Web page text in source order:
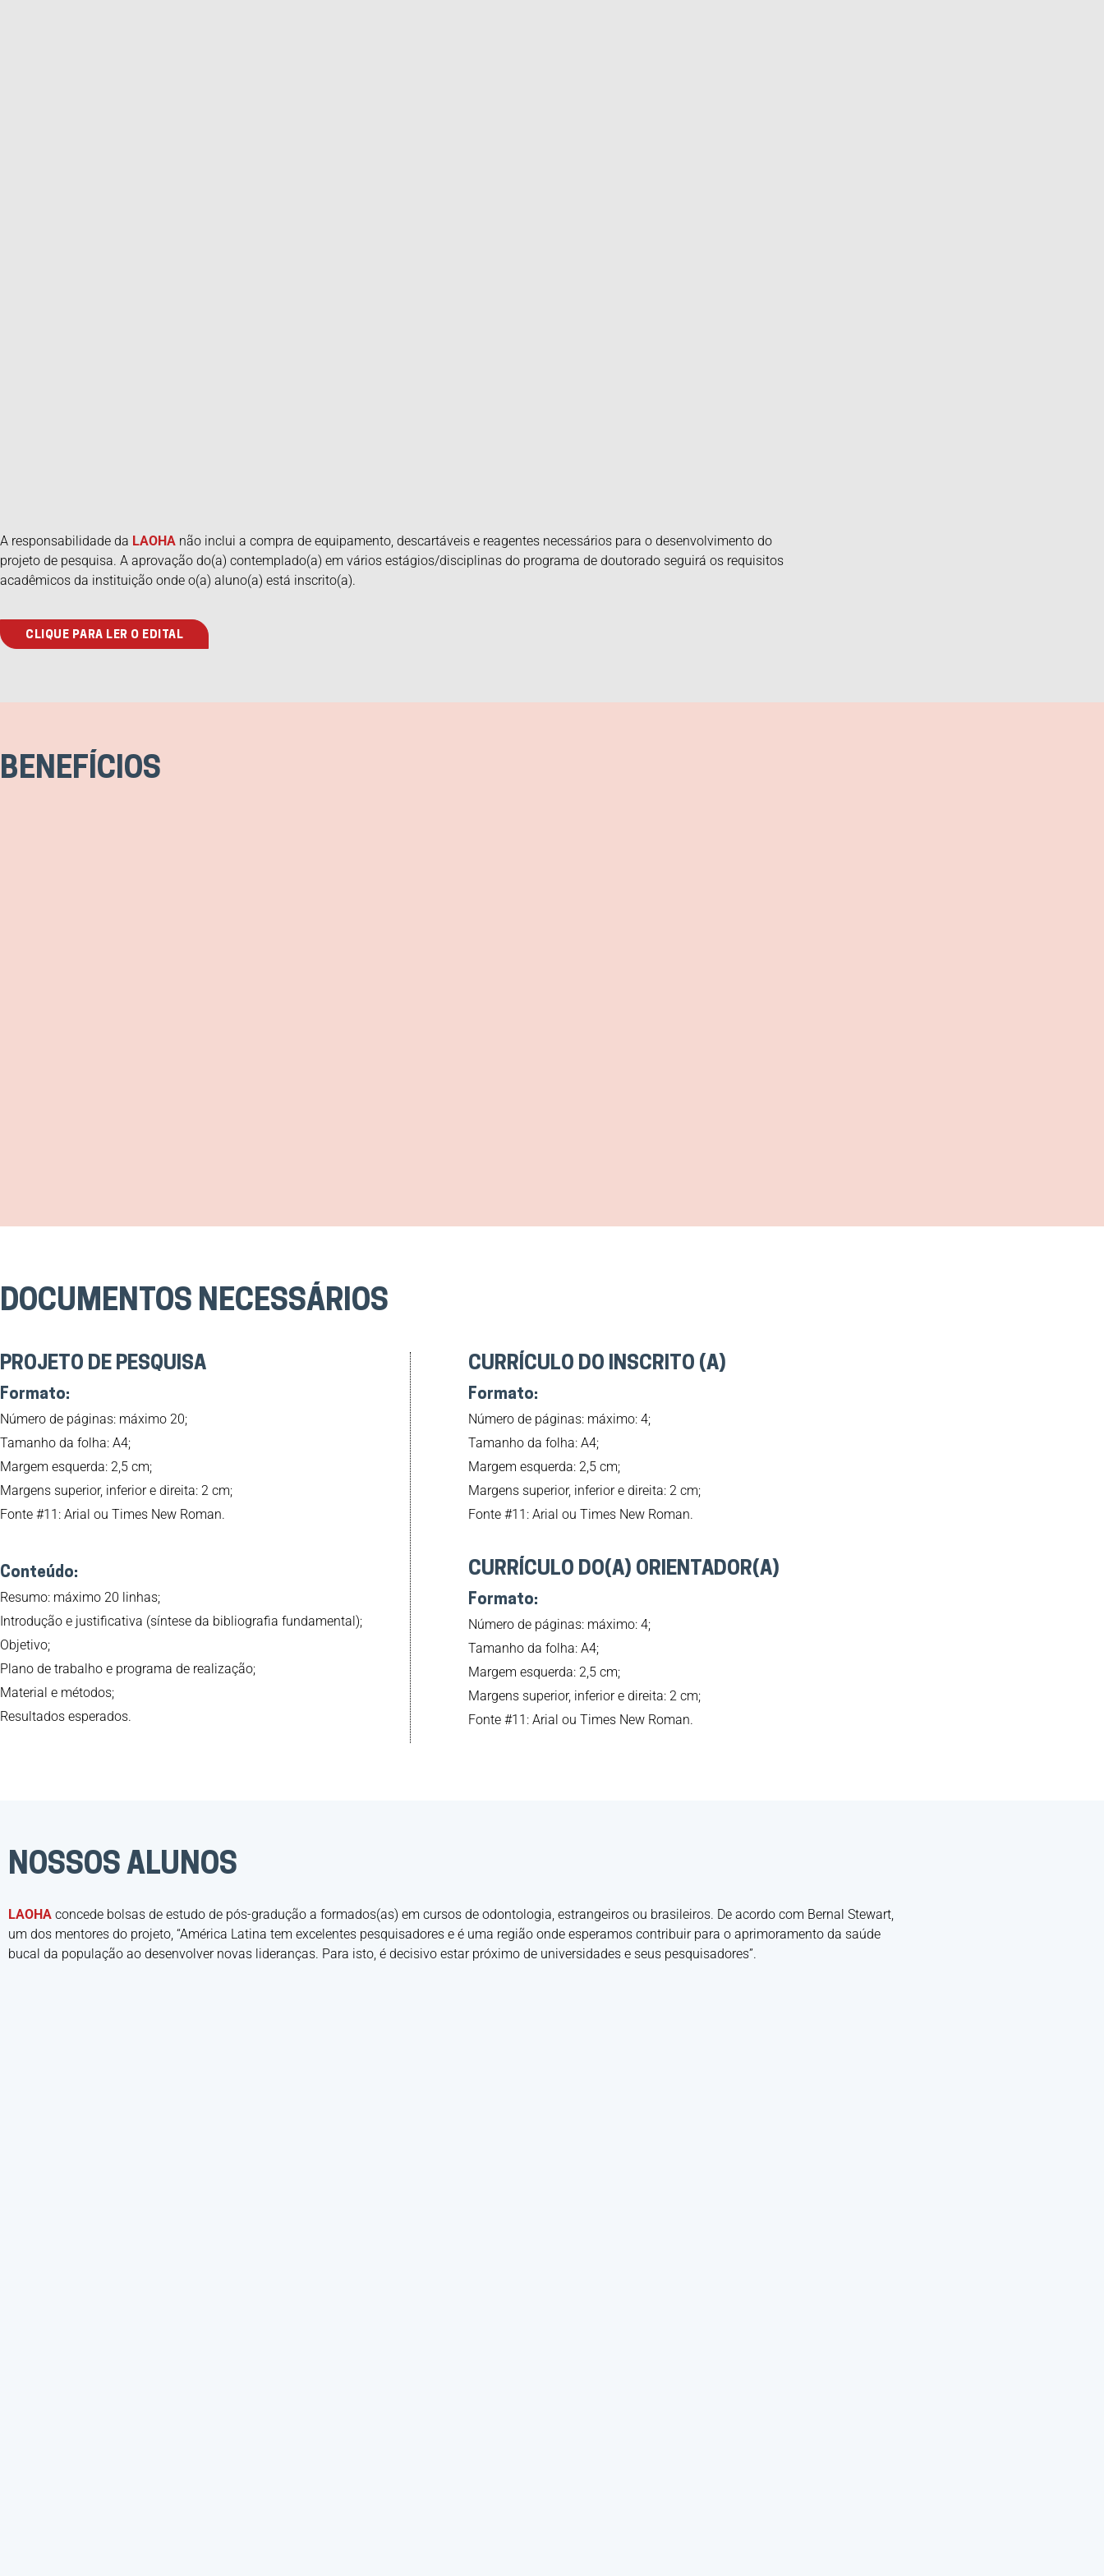
A responsabilidade da LAOHA não inclui a compra de equipamento, descartáveis e reagentes necessários para o desenvolvimento do
projeto de pesquisa. A aprovação do(a) contemplado(a) em vários estágios/disciplinas do programa de doutorado seguirá os requisitos
acadêmicos da instituição onde o(a) aluno(a) está inscrito(a).
CLIQUE PARA LER O EDITAL
BENEFÍCIOS
DOCUMENTOS NECESSÁRIOS
PROJETO DE PESQUISA
Formato:
Número de páginas: máximo 20;
Tamanho da folha: A4;
Margem esquerda: 2,5 cm;
Margens superior, inferior e direita: 2 cm;
Fonte #11: Arial ou Times New Roman.
Conteúdo:
Resumo: máximo 20 linhas;
Introdução e justificativa (síntese da bibliografia fundamental);
Objetivo;
Plano de trabalho e programa de realização;
Material e métodos;
Resultados esperados.
CURRÍCULO DO INSCRITO (A)
Formato:
Número de páginas: máximo: 4;
Tamanho da folha: A4;
Margem esquerda: 2,5 cm;
Margens superior, inferior e direita: 2 cm;
Fonte #11: Arial ou Times New Roman.
CURRÍCULO DO(A) ORIENTADOR(A)
Formato:
Número de páginas: máximo: 4;
Tamanho da folha: A4;
Margem esquerda: 2,5 cm;
Margens superior, inferior e direita: 2 cm;
Fonte #11: Arial ou Times New Roman.
NOSSOS ALUNOS
LAOHA concede bolsas de estudo de pós-gradução a formados(as) em cursos de odontologia, estrangeiros ou brasileiros. De acordo com Bernal Stewart,
um dos mentores do projeto, “América Latina tem excelentes pesquisadores e é uma região onde esperamos contribuir para o aprimoramento da saúde
bucal da população ao desenvolver novas lideranças. Para isto, é decisivo estar próximo de universidades e seus pesquisadores”.